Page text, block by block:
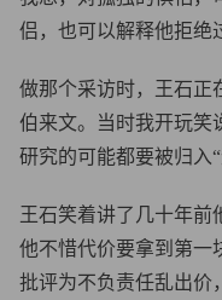
侣，也可以解释他拒绝
做那个采访时，王石正
伯来文。当时我开玩笑
研究的可能都要被归入“
王石笑着讲了几十年前
他不惜代价要拿到第一
批评为不负责任乱出价